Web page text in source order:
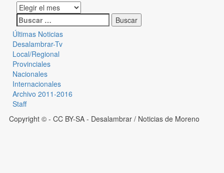
Últimas Noticias
Desalambrar-Tv
Local/Regional
Provinciales
Nacionales
Internacionales
Archivo 2011-2016
Staff
Copyright © - CC BY-SA - Desalambrar / Noticias de Moreno